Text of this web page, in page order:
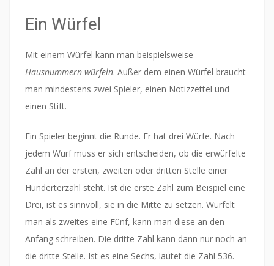
Ein Würfel
Mit einem Würfel kann man beispielsweise
Hausnummern würfeln. Außer dem einen Würfel braucht
man mindestens zwei Spieler, einen Notizzettel und
einen Stift.
Ein Spieler beginnt die Runde. Er hat drei Würfe. Nach
jedem Wurf muss er sich entscheiden, ob die erwürfelte
Zahl an der ersten, zweiten oder dritten Stelle einer
Hunderterzahl steht. Ist die erste Zahl zum Beispiel eine
Drei, ist es sinnvoll, sie in die Mitte zu setzen. Würfelt
man als zweites eine Fünf, kann man diese an den
Anfang schreiben. Die dritte Zahl kann dann nur noch an
die dritte Stelle. Ist es eine Sechs, lautet die Zahl 536.